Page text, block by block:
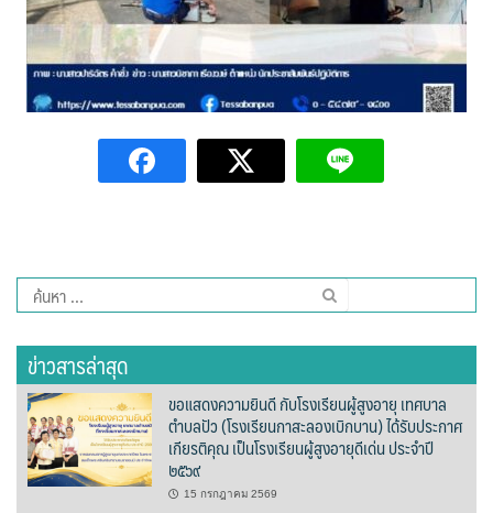
งบแสดงฐานะการเงิน เทศบาลตำบลปัว ประจำปีงบประมาณ 2561
ติดต่อหน่วยงาน
Amante Baristro Hotel & Cafe’ @Pua
Deply
HOMU Villa
Montha Residence
Shanti – Retreat
ค้นหา
สำหรับ:
ข่าวสารล่าสุด
ขอแสดงความยินดี กับโรงเรียนผู้สูงอายุ เทศบาล
ตำบลปัว (โรงเรียนกาสะลองเบิกบาน) ได้รับประกาศ
เกียรติคุณ เป็นโรงเรียนผู้สูงอายุดีเด่น ประจำปี
๒๕๖๙
15 กรกฎาคม 2569